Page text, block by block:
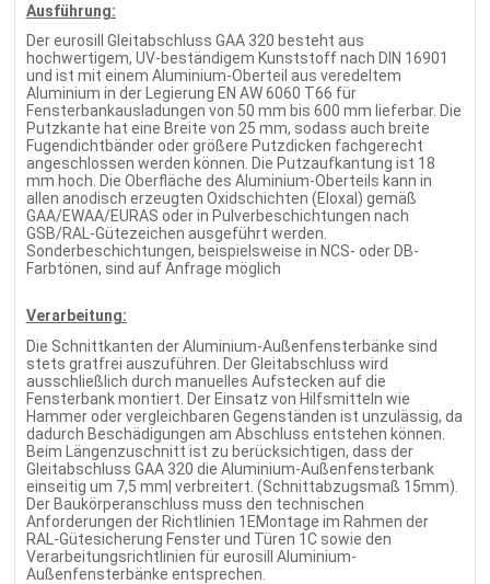
Ausführung:
Der eurosill Gleitabschluss GAA 320 besteht aus
hochwertigem, UV-beständigem Kunststoff nach DIN 16901
und ist mit einem Aluminium-Oberteil aus veredeltem
Aluminium in der Legierung EN AW 6060 T66 für
Fensterbankausladungen von 50 mm bis 600 mm lieferbar. Die
Putzkante hat eine Breite von 25 mm, sodass auch breite
Fugendichtbänder oder größere Putzdicken fachgerecht
angeschlossen werden können. Die Putzaufkantung ist 18
mm hoch. Die Oberfläche des Aluminium-Oberteils kann in
allen anodisch erzeugten Oxidschichten (Eloxal) gemäß
GAA/EWAA/EURAS oder in Pulverbeschichtungen nach
GSB/RAL-Gütezeichen ausgeführt werden.
Sonderbeschichtungen, beispielsweise in NCS- oder DB-
Farbtönen, sind auf Anfrage möglich
Verarbeitung:
Die Schnittkanten der Aluminium-Außenfensterbänke sind
stets gratfrei auszuführen. Der Gleitabschluss wird
ausschließlich durch manuelles Aufstecken auf die
Fensterbank montiert. Der Einsatz von Hilfsmitteln wie
Hammer oder vergleichbaren Gegenständen ist unzulässig, da
dadurch Beschädigungen am Abschluss entstehen können.
Beim Längenzuschnitt ist zu berücksichtigen, dass der
Gleitabschluss GAA 320 die Aluminium-Außenfensterbank
einseitig um 7,5 mm| verbreitert. (Schnittabzugsmaß 15mm).
Der Baukörperanschluss muss den technischen
Anforderungen der Richtlinien 1EMontage im Rahmen der
RAL-Gütesicherung Fenster und Türen 1C sowie den
Verarbeitungsrichtlinien für eurosill Aluminium-
Außenfensterbänke entsprechen.